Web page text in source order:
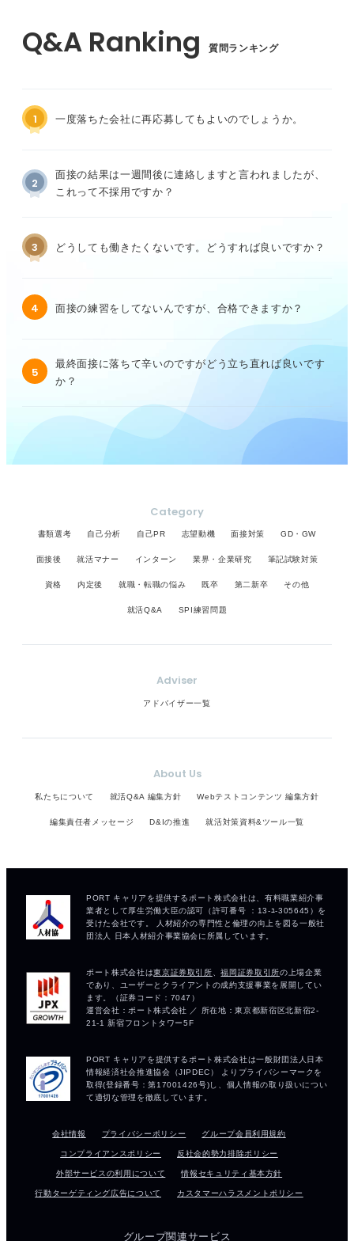
質問ランキング
1 一度落ちた会社に再応募してもよいのでしょうか。
2
面接の結果は一週間後に連絡しますと言われましたが、
これって不採用ですか？
3 どうしても働きたくないです。どうすれば良いですか？
4 面接の練習をしてないんですが、合格できますか？
5
最終面接に落ちて辛いのですがどう立ち直れば良いです
か？
Category
書類選考 自己分析 自己PR 志望動機 面接対策 GD・GW
面接後 就活マナー インターン 業界・企業研究 筆記試験対策
資格 内定後 就職・転職の悩み 既卒 第二新卒 その他
就活Q&A SPI練習問題
Adviser
アドバイザー一覧
About Us
私たちについて 就活Q&A 編集方針 Webテストコンテンツ 編集方針
編集責任者メッセージ D&Iの推進 就活対策資料&ツール一覧
会社情報 プライバシーポリシー グループ会員利用規約
コンプライアンスポリシー 反社会的勢力排除ポリシー
外部サービスの利用について 情報セキュリティ基本方針
行動ターゲティング広告について カスタマーハラスメントポリシー